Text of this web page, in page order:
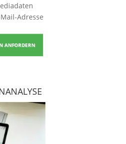
Adresse
ANFORDERN